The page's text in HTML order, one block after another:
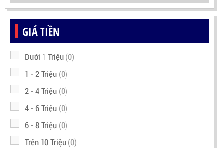
GIÁ TIỀN
Dưới 1 Triệu (0)
1 - 2 Triệu (0)
2 - 4 Triệu (0)
4 - 6 Triệu (0)
6 - 8 Triệu (0)
Trên 10 Triệu (0)